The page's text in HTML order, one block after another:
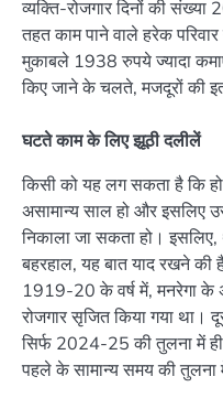
व्यक्ति-रोजगार दिनों की
तहत काम पाने वाले हरेक
मुकाबले 1938 रुपये ज्यादा
किए जाने के चलते, मजदूरों की
घटते काम के लिए झूठी दलीलें
किसी को यह लग सकता है कि
असामान्य साल हो और इसलिए
निकाला जा सकता हो। इसलिए,
बहरहाल, यह बात याद रखने
1919-20 के वर्ष में, मनरेगा के
रोजगार सृजित किया गया था।
सिर्फ 2024-25 की तुलना में ही
पहले के सामान्य समय की तुलना